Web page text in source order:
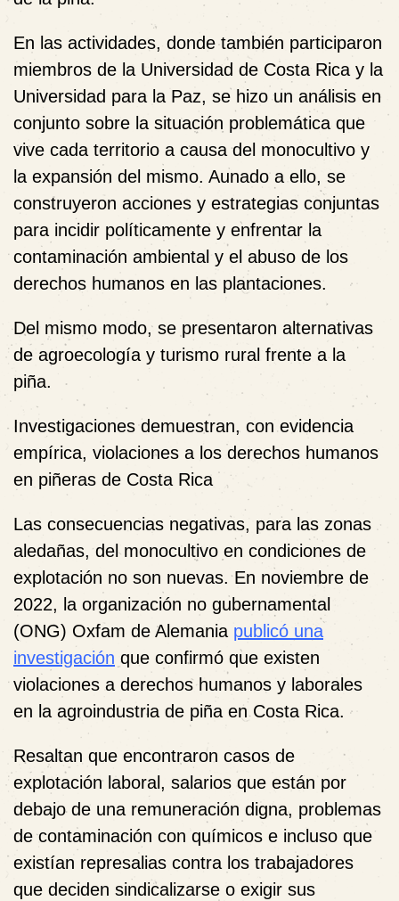
En las actividades, donde también participaron
miembros de la Universidad de Costa Rica y la
Universidad para la Paz, se hizo un análisis en
conjunto sobre la situación problemática que
vive cada territorio a causa del monocultivo y
la expansión del mismo. Aunado a ello, se
construyeron acciones y estrategias conjuntas
para incidir políticamente y enfrentar la
contaminación ambiental y el abuso de los
derechos humanos en las plantaciones.
Del mismo modo, se presentaron alternativas
de agroecología y turismo rural frente a la
piña.
Investigaciones demuestran, con evidencia
empírica, violaciones a los derechos humanos
en piñeras de Costa Rica
Las consecuencias negativas, para las zonas
aledañas, del monocultivo en condiciones de
explotación no son nuevas. En noviembre de
2022, la organización no gubernamental
(ONG) Oxfam de Alemania publicó una
investigación que confirmó que existen
violaciones a derechos humanos y laborales
en la agroindustria de piña en Costa Rica.
Resaltan que encontraron casos de
explotación laboral, salarios que están por
debajo de una remuneración digna, problemas
de contaminación con químicos e incluso que
existían represalias contra los trabajadores
que deciden sindicalizarse o exigir sus